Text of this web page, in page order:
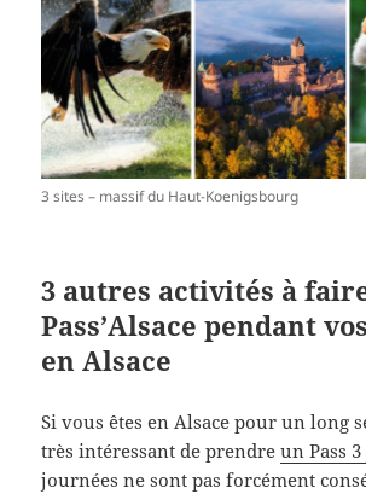
3 sites – massif du Haut-Koenigsbourg
3 autres activités à
Pass’Alsace pendant
en Alsace
Si vous êtes en Alsace pour un long
très intéressant de prendreun Pass
journées ne sont pas forcément